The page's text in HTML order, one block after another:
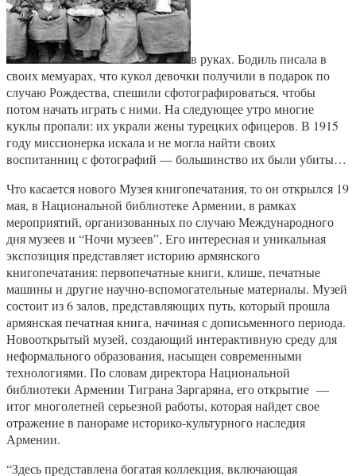
в руках. Бодиль писала в
своих мемуарах, что кукол девочки получили в подарок по
случаю Рождества, спешили сфотографироваться, чтобы
потом начать играть с ними. На следующее утро многие
куклы пропали: их украли жены турецких офицеров. В 1915
году миссионерка искала и не могла найти своих
воспитанниц с фотографий — большинство их были убиты…
Что касается нового Музея книгопечатания, то он открылся 19
мая, в Национальной библиотеке Армении, в рамках
мероприятий, организованных по случаю Международного
дня музеев и “Ночи музеев”, Его интересная и уникальная
экспозиция представляет историю армянского
книгопечатания: первопечатные книги, клише, печатные
машины и другие научно-вспомогательные материалы. Музей
состоит из 6 залов, представляющих путь, который прошла
армянская печатная книга, начиная с дописьменного периода.
Новооткрытый музей, создающий интерактивную среду для
неформального образования, насыщен современными
технологиями. По словам директора Национальной
библиотеки Армении Тиграна Заргаряна, его открытие —
итог многолетней серьезной работы, которая найдет свое
отражение в панораме историко-культурного наследия
Армении.
“Здесь представлена богатая коллекция, включающая